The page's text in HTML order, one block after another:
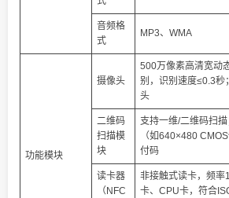
音频格
式
MP3、WMA
功能模块
摄像头
500万像素高清宽动
别，识别速度≤0.3秒
头
二维码
扫描模
块
支持一维/二维码扫
（如640×480
付码
读卡器
（NFC
非接触式读卡，频率
卡、CPU卡，符合